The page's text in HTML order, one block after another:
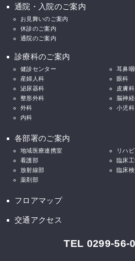
通院・入院のご案内
お見舞いのご案内
休診のご案内
通院のご案内
診療科のご案内
健診センター
耳鼻
産婦人科
眼科
泌尿器科
皮膚科
整形外科
脳神
外科
小児科
内科
各部署のご案内
地域医療連携室
リハ
看護部
臨床
放射線部
臨床
薬剤部
フロアマップ
交通アクセス
TEL 0299-56-